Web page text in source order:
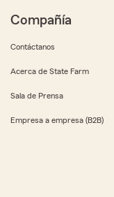
Compañía
Contáctanos
Acerca de State Farm
Sala de Prensa
Empresa a empresa (B2B)